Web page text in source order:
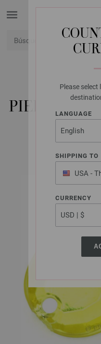
Please select
LANGUAGE
SHIPPING TO
USA -
of America
CURRENCY
PIEDRA
N.º de